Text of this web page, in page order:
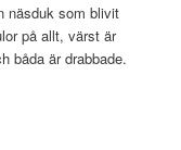
näsduk som blivit
på allt, värst är
båda är drabbade.